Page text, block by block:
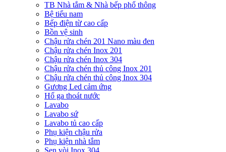
TB Nhà tắm & Nhà bếp phổ thông
Bệ tiểu nam
Bếp điện từ cao cấp
Bồn vệ sinh
Chậu rửa chén 201 Nano màu đen
Chậu rửa chén Inox 201
Chậu rửa chén Inox 304
Chậu rửa chén thủ công Inox 201
Chậu rửa chén thủ công Inox 304
Gương Led cảm ứng
Hố ga thoát nước
Lavabo
Lavabo sứ
Lavabo tủ cao cấp
Phụ kiện chậu rửa
Phụ kiện nhà tắm